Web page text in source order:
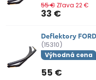
33 €
55 € Zľava 22 €
Deflektory FORD
(15310)
Výhodná cena
55 €